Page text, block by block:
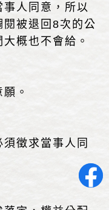
人同意，所以
被退回8次的公
概也不會給。
。
徵求當事人同